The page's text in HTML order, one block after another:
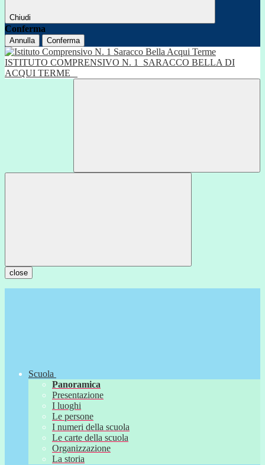
Chiudi
Conferma
Annulla Conferma
ISTITUTO COMPRENSIVO N. 1
SARACCO BELLA DI
ACQUI TERME
close
Scuola
Panoramica
Presentazione
I luoghi
Le persone
I numeri della scuola
Le carte della scuola
Organizzazione
La storia